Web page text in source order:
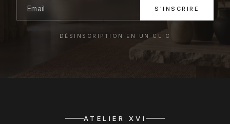
S'INSCRIRE
DÉSINSCRIPTION EN UN CLIC
ATELIER XVI